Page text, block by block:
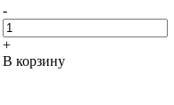
-
+
В корзину